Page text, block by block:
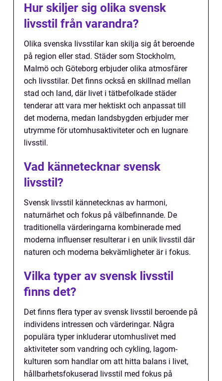
Hur skiljer sig olika svensk
livsstil från varandra?
Olika svenska livsstilar kan skilja sig åt beroende
på region eller stad. Städer som Stockholm,
Malmö och Göteborg erbjuder olika atmosfärer
och livsstilar. Det finns också en skillnad mellan
stad och land, där livet i tätbefolkade städer
tenderar att vara mer hektiskt och anpassat till
det moderna, medan landsbygden erbjuder mer
utrymme för utomhusaktiviteter och en lugnare
livsstil.
Vad kännetecknar svensk
livsstil?
Svensk livsstil kännetecknas av harmoni,
naturnärhet och fokus på välbefinnande. De
traditionella värderingarna kombinerade med
moderna influenser resulterar i en unik livsstil där
naturen och moderna bekvämligheter är i fokus.
Vilka typer av svensk livsstil
finns det?
Det finns flera typer av svensk livsstil beroende på
individens intressen och värderingar. Några
populära typer inkluderar utomhuslivet med
aktiviteter som vandring och cykling, lagom-
kulturen som handlar om att hitta balans i livet,
hållbarhetsfokuserad livsstil med fokus på